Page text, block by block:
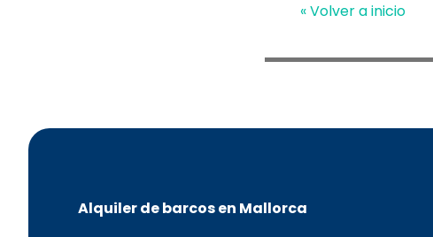
« Volver a inicio
Alquiler de barcos en Mallorca